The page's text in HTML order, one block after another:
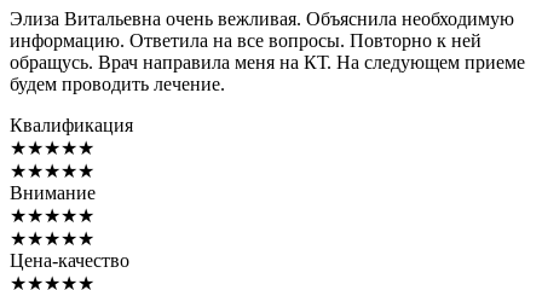
Элиза Витальевна очень вежливая. Объяснила необходимую
информацию. Ответила на все вопросы. Повторно к ней
обращусь. Врач направила меня на КТ. На следующем приеме
будем проводить лечение.
Квалификация
★★★★★
★★★★★
Внимание
★★★★★
★★★★★
Цена-качество
★★★★★